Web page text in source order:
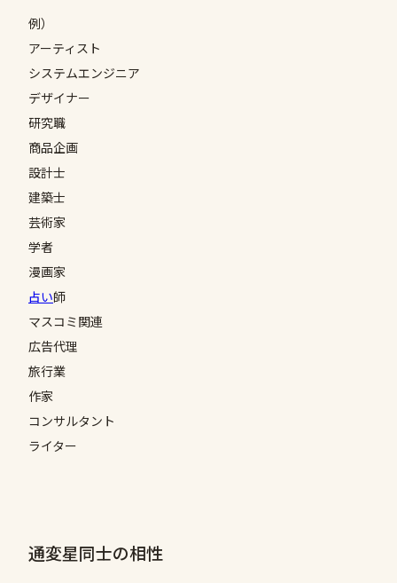
例）
アーティスト
システムエンジニア
デザイナー
研究職
商品企画
設計士
建築士
芸術家
学者
漫画家
占い師
マスコミ関連
広告代理
旅行業
作家
コンサルタント
ライター
通変星同士の相性